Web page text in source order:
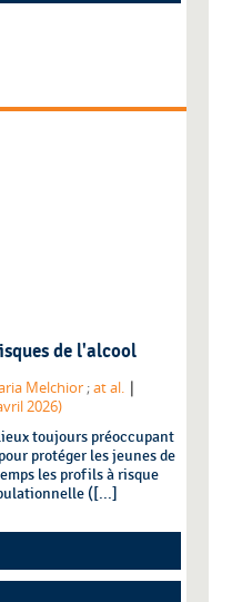
de l'alcool
Melchior ;at al. |
2026)
protéger les jeunes de
les profils à risque
([...]